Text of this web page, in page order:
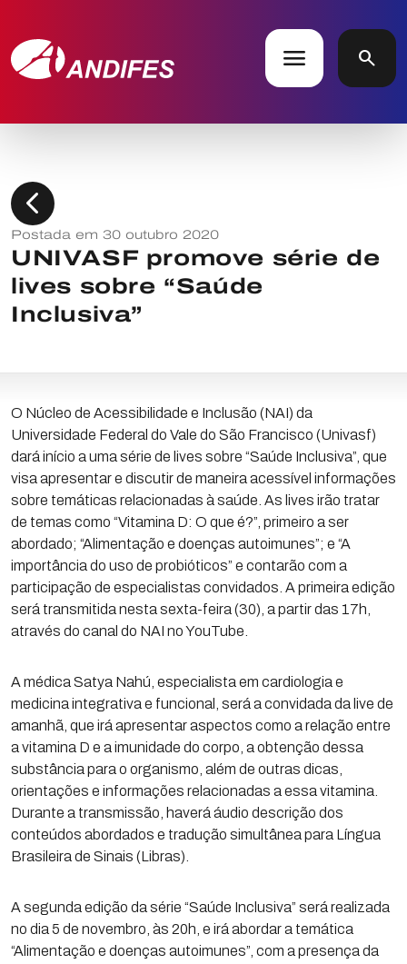
menu search
chevron_left
Postada em 30 outubro 2020
UNIVASF promove série de
lives sobre “Saúde
Inclusiva”
O Núcleo de Acessibilidade e Inclusão (NAI) da
Universidade Federal do Vale do São Francisco (Univasf)
dará início a uma série de lives sobre “Saúde Inclusiva”, que
visa apresentar e discutir de maneira acessível informações
sobre temáticas relacionadas à saúde. As lives irão tratar
de temas como “Vitamina D: O que é?”, primeiro a ser
abordado; “Alimentação e doenças autoimunes”; e “A
importância do uso de probióticos” e contarão com a
participação de especialistas convidados. A primeira edição
será transmitida nesta sexta-feira (30), a partir das 17h,
através do canal do NAI no YouTube.
A médica Satya Nahú, especialista em cardiologia e
medicina integrativa e funcional, será a convidada da live de
amanhã, que irá apresentar aspectos como a relação entre
a vitamina D e a imunidade do corpo, a obtenção dessa
substância para o organismo, além de outras dicas,
orientações e informações relacionadas a essa vitamina.
Durante a transmissão, haverá áudio descrição dos
conteúdos abordados e tradução simultânea para Língua
Brasileira de Sinais (Libras).
A segunda edição da série “Saúde Inclusiva” será realizada
no dia 5 de novembro, às 20h, e irá abordar a temática
“Alimentação e doenças autoimunes”, com a presença da